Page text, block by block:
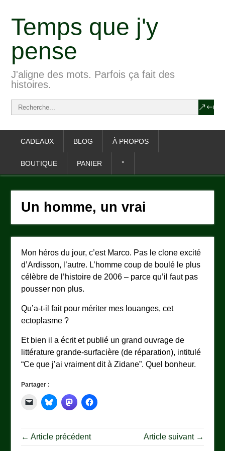
Temps que j'y
pense
J'aligne des mots. Parfois ça fait des
histoires.
CADEAUX BLOG À PROPOS
BOUTIQUE PANIER °
Un homme, un vrai
Mon héros du jour, c’est Marco. Pas le clone excité
d’Ardisson, l’autre. L’homme coup de boulé le plus
célèbre de l’histoire de 2006 – parce qu’il faut pas
pousser non plus.
Qu’a-t-il fait pour mériter mes louanges, cet
ectoplasme ?
Et bien il a écrit et publié un grand ouvrage de
littérature grande-surfacière (de réparation), intitulé
“Ce que j’ai vraiment dit à Zidane”. Quel bonheur.
Partager :
← Article précédent Article suivant →